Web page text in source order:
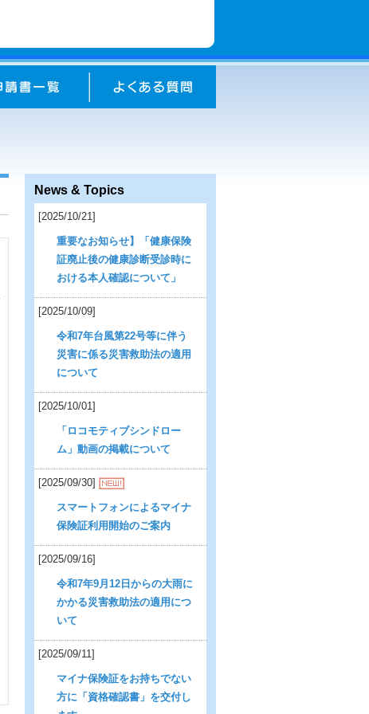
News & Topics
[2025/10/21]
重要なお知らせ】「健康保険
証廃止後の健康診断受診時に
おける本人確認について」
[2025/10/09]
令和7年台風第22号等に伴う
災害に係る災害救助法の適用
について
[2025/10/01]
「ロコモティブシンドロー
ム」動画の掲載について
[2025/09/30]
スマートフォンによるマイナ
保険証利用開始のご案内
[2025/09/16]
令和7年9月12日からの大雨に
かかる災害救助法の適用につ
いて
[2025/09/11]
マイナ保険証をお持ちでない
方に「資格確認書」を交付し